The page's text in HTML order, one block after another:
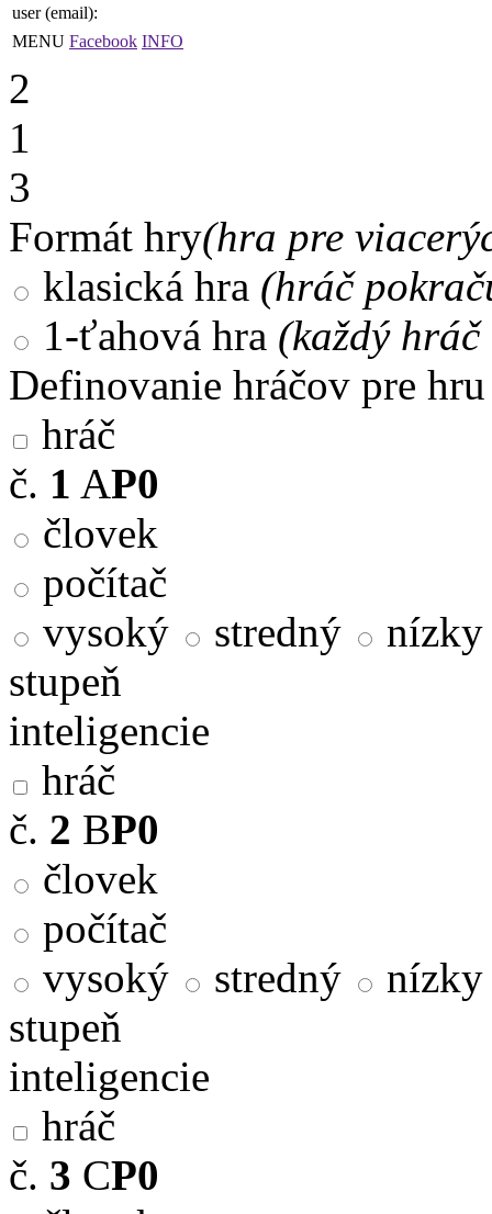
user (email):
MENU Facebook INFO
2
1
3
Formát hry(hra pre
klasická hra (hráč
1-ťahová hra (každý
Definovanie hráčov pre hru
hráč
č. 1 AP0
človek
počítač
vysoký
stredný
nízky
stupeň
inteligencie
hráč
č. 2 BP0
človek
počítač
vysoký
stredný
nízky
stupeň
inteligencie
hráč
č. 3 CP0